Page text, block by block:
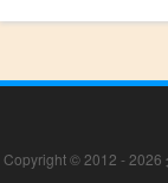
Copyright © 2012 - 2026